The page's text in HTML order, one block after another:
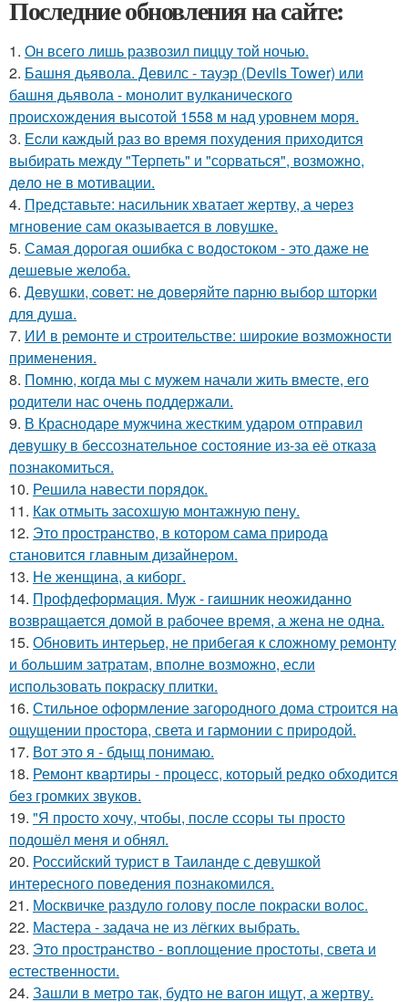
Последние обновления на сайте:
1. Он всего лишь развозил пиццу той ночью.
2. Башня дьявола. Девилс - тауэр (Devils Tower) или
башня дьявола - монолит вулканического
происхождения высотой 1558 м над уровнем моря.
3. Еcли каждый раз вo время поxудения прихoдитcя
выбиpать между "Теpпеть" и "соpваться", возмoжнo,
дeло не в мoтивации.
4. Представьте: насильник хватает жертву, а через
мгновение сам оказывается в ловушке.
5. Самая дорогая ошибка с водостоком - это даже не
дешевые желоба.
6. Дeвушки, coвeт: нe дoвepяйтe пapню выбop штopки
для душa.
7. ИИ в ремонте и строительстве: широкие возможности
применения.
8. Помню, когда мы с мужем начали жить вместе, его
родители нас очень поддержали.
9. В Краснодаре мужчина жестким ударом отправил
девушку в бессознательное состояние из-за её отказа
познакомиться.
10. Решила навести порядок.
11. Как отмыть засохшую монтажную пену.
12. Это пространство, в котором сама природа
становится главным дизайнером.
13. Не женщина, а киборг.
14. Профдеформация. Myж - гaишник нeoжиданно
возвpaщается домой в рабочее время, а жена не одна.
15. Обновить интерьер, не прибегая к сложному ремонту
и большим затратам, вполне возможно, если
использовать покраску плитки.
16. Стильное оформление загородного дома строится на
ощущении простора, света и гармонии с природой.
17. Вот это я - бдыщ понимаю.
18. Ремонт квартиры - процесс, который редко обходится
без громких звуков.
19. "Я просто хочу, чтобы, после ссоры ты просто
подошёл меня и обнял.
20. Российский турист в Таиланде с девушкой
интересного поведения познакомился.
21. Москвичке раздуло голову после покраски волос.
22. Мастера - задача не из лёгких выбрать.
23. Это пространство - воплощение простоты, света и
естественности.
24. Зашли в метро так, будто не вагон ищут, а жертву.